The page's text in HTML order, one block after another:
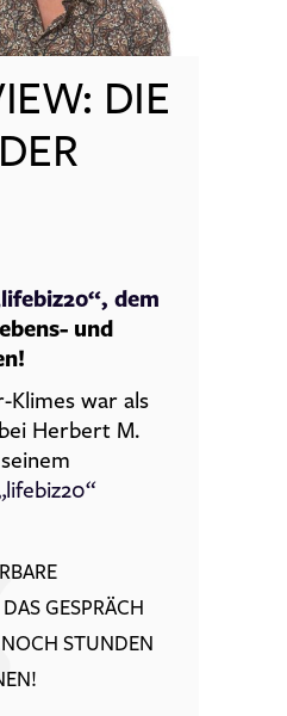
DIE
dem
und
Klimes war als
Herbert M.
GESPRÄCH
STUNDEN